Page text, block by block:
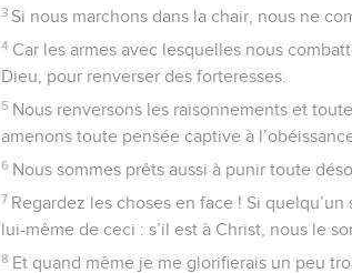
3 Si nous marchons dans la chair, nous ne
4 Car les armes avec lesquelles nous
Dieu, pour renverser des forteresses.
5 Nous renversons les raisonnements et
amenons toute pensée captive à
6 Nous sommes prêts aussi à punir toute
7 Regardez les choses en face ! Si
lui-même de ceci : s’il est à Christ, nous le
8 Et quand même je me glorifierais un peu